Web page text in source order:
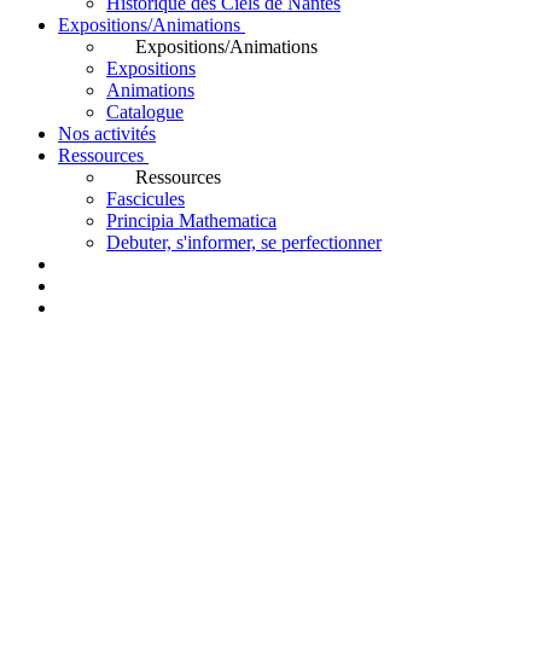
Expositions/Animations
Expositions/Animations
Expositions
Animations
Catalogue
Nos activités
Ressources
Ressources
Fascicules
Principia Mathematica
Debuter, s'informer, se perfectionner